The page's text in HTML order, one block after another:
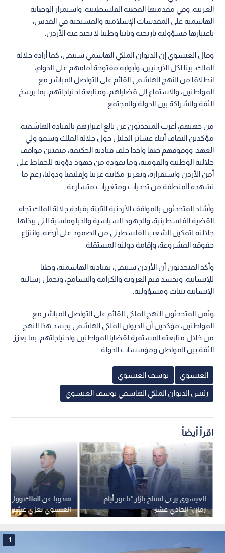
وأضاف أن الرؤية الملكية ترتكز على بناء شراكات اقتصادية
استراتيجية، وتعظيم الاستفادة من الفرص الإقليمية والدولية،
وتوظيف المزايا التنافسية للمملكة، بما يسهم في تحفيز النمو
الاقتصادي، وجذب الاستثمارات النوعية، وتوفير فرص العمل،
وتمكين الشباب، وتعزيز بيئة الأعمال، وترسيخ مفهوم الدولة
الإنتاجية القادرة على المنافسة.
وجدد العيسوي التأكيد على ثبات المواقف الأردنية تجاه القضايا
العربية، وفي مقدمتها القضية الفلسطينية، واستمرار الوصاية
الهاشمية على المقدسات الإسلامية والمسيحية في القدس،
باعتبارها مسؤولية تاريخية وثابتا وطنيا لا يحيد عنه الأردن.
وقال العيسوي إن الديوان الملكي الهاشمي سيبقى، كما أراده جلالة
الملك، بيتا لكل الأردنيين، وأبوابه مفتوحة أمامهم على الدوام،
انطلاقا من النهج الهاشمي القائم على التواصل المباشر مع
المواطنين، والاستماع إلى قضاياهم، ومتابعة احتياجاتهم، بما يرسخ
الثقة والشراكة بين الدولة والمجتمع.
من جهتهم، أعرب المتحدثون عن بالغ اعتزازهم بالقيادة الهاشمية،
مؤكدين التفاف أبناء عشائر الخليل حول جلالة الملك وسمو ولي
العهد، ووقوفهم صفا واحدا خلف قيادته الحكيمة، مثمنين مواقف
جلالته الوطنية والقومية، وما يقوده من جهود دؤوبة للحفاظ على
أمن الأردن واستقراره، وتعزيز مكانته عربيا وإقليميا ودوليا، رغم ما
تشهده المنطقة من تحديات ومتغيرات متسارعة.
وأشاد المتحدثون بالمواقف الأردنية الثابتة بقيادة جلالة الملك تجاه
القضية الفلسطينية، والجهود السياسية والدبلوماسية التي يبذلها
جلالته لتمكين الشعب الفلسطيني من الصمود على أرضه، وانتزاع
حقوقه المشروعة، وإقامة دولته المستقلة.
وأكد المتحدثون أن الأردن سيبقى، بقيادته الهاشمية، وطنا
للإنسانية، ويجسد قيم العروبة والكرامة والتسامح، ويحمل رسالته
الإنسانية بثبات ومسؤولية.
وثمن المتحدثون النهج الملكي القائم على التواصل المباشر مع
المواطنين، مؤكدين أن الديوان الملكي الهاشمي يجسد هذا النهج
من خلال متابعته المستمرة لقضايا المواطنين واحتياجاتهم، بما يعزز
الثقة بين المواطن ومؤسسات الدولة.
العيسوي يوسف العيسوي